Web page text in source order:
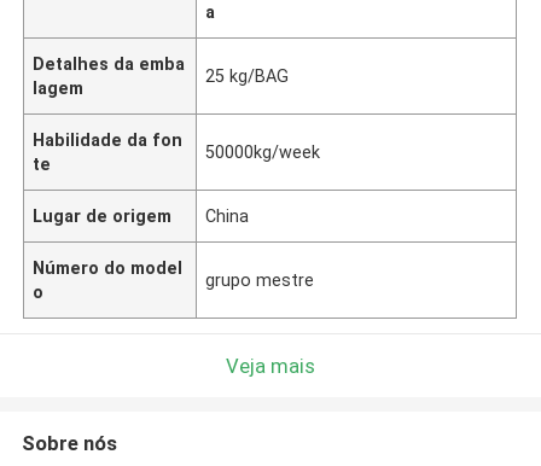
a
Detalhes da emba
lagem
25 kg/BAG
Habilidade da fon
te
50000kg/week
Lugar de origem China
Número do model
o
grupo mestre
Veja mais
Sobre nós